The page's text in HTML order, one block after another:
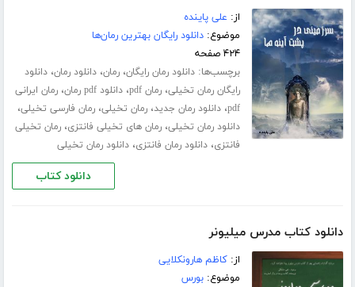
از: علی پاینده
موضوع:دانلود رایگان بهترین رمان‌ها
۴۲۴ صفحه
برچسب‌ها:دانلود رمان رایگان،رمان،دانلود رمان،دانلود
رایگان رمان تخیلی،رمان pdf ،دانلود pdf رمان ،رمان ایرانی
pdf،دانلود رمان جدید،رمان تخیلی،رمان فارسی تخیلی،
دانلود رمان تخیلی،رمان های تخیلی فانتزی،رمان تخیلی
فانتزی،دانلود رمان فانتزی،دانلود رمان تخیلی
دانلود کتاب
دانلود کتاب مدرس میلیونر
از:کاظم هارونکلایی
موضوع:بورس